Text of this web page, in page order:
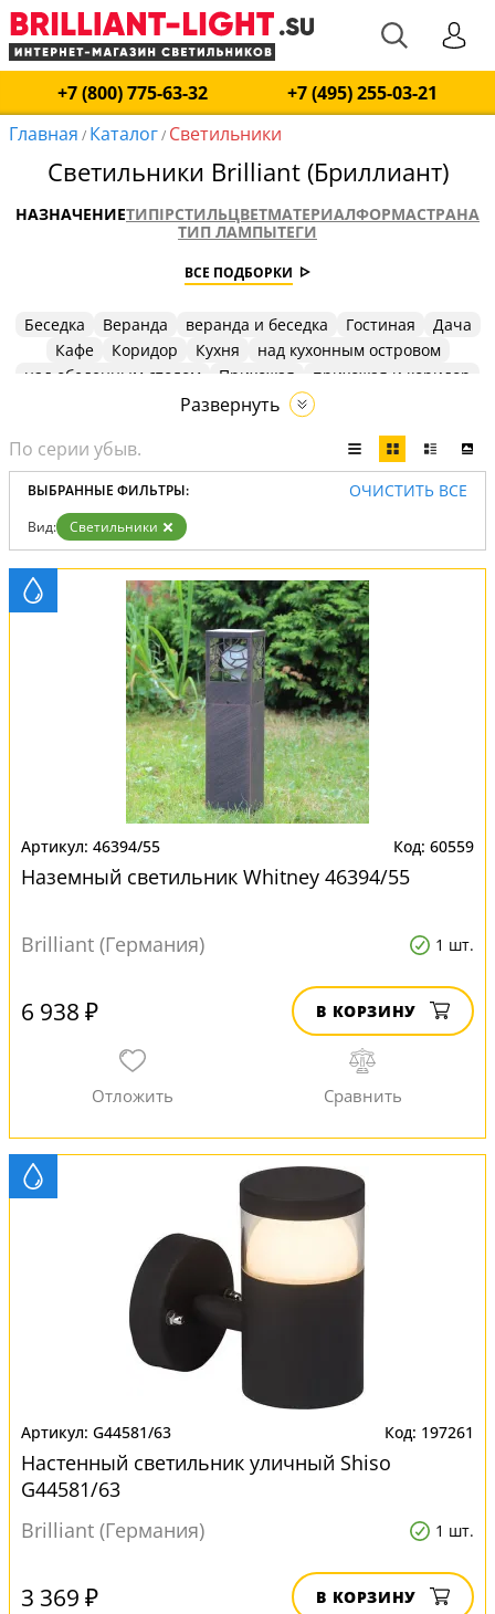
+7 (800) 775-63-32
+7 (495) 255-03-21
Главная / Каталог/ Светильники
Светильники Brilliant (Бриллиант)
НАЗНАЧЕНИЕТИПIPСТИЛЬЦВЕТМАТЕРИАЛФОРМАСТРАНА
ТИП ЛАМПЫТЕГИ
ВСЕ ПОДБОРКИ
Беседка Веранда веранда и беседка Гостиная
Дача
Кафе
Коридор Кухня
над кухонным островом
над обеденным столом
Прихожая
прихожая и коридор
Спальня Столовая Улица
Развернуть
ВЫБРАННЫЕ ФИЛЬТРЫ: ОЧИСТИТЬ ВСЕ
Вид: Светильники
46394/55 60559
Наземный светильник Whitney 46394/55
Brilliant (Германия) 1 шт.
6 938 ₽ В КОРЗИНУ
G44581/63 197261
Настенный светильник уличный Shiso
G44581/63
Brilliant (Германия)
1 шт.
3 369 ₽ В КОРЗИНУ